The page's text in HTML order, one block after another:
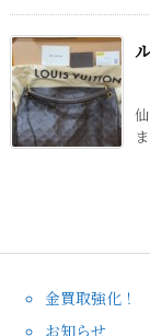
金買取強化！
お知らせ